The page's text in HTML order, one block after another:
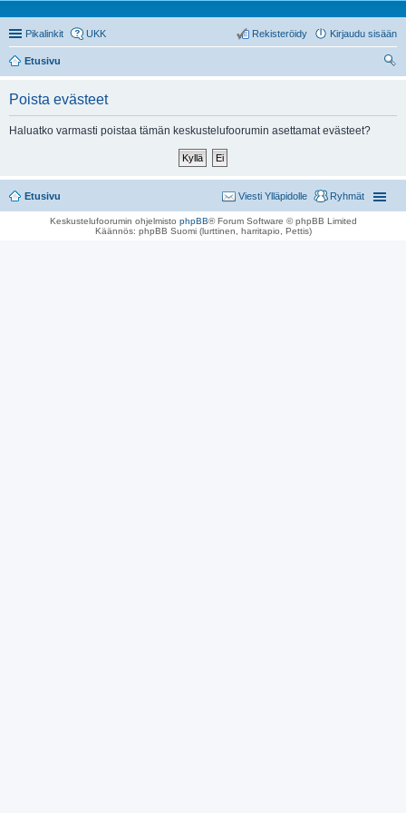
Pikalinkit UKK Kirjaudu sisään
Rekisteröidy
Etusivu
Poista evästeet
Haluatko varmasti poistaa tämän keskustelufoorumin asettamat evästeet?
Etusivu Ryhmät
Viesti Ylläpidolle
Keskustelufoorumin ohjelmisto phpBB® Forum Software © phpBB Limited
Käännös: phpBB Suomi (lurttinen, harritapio, Pettis)